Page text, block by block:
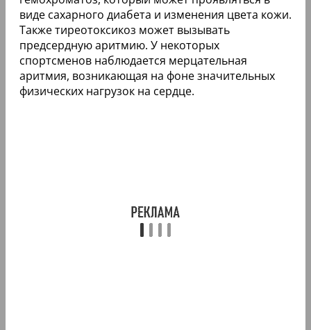
виде сахарного диабета и изменения цвета кожи.
Также тиреотоксикоз может вызывать
предсердную аритмию. У некоторых
спортсменов наблюдается мерцательная
аритмия, возникающая на фоне значительных
физических нагрузок на сердце.